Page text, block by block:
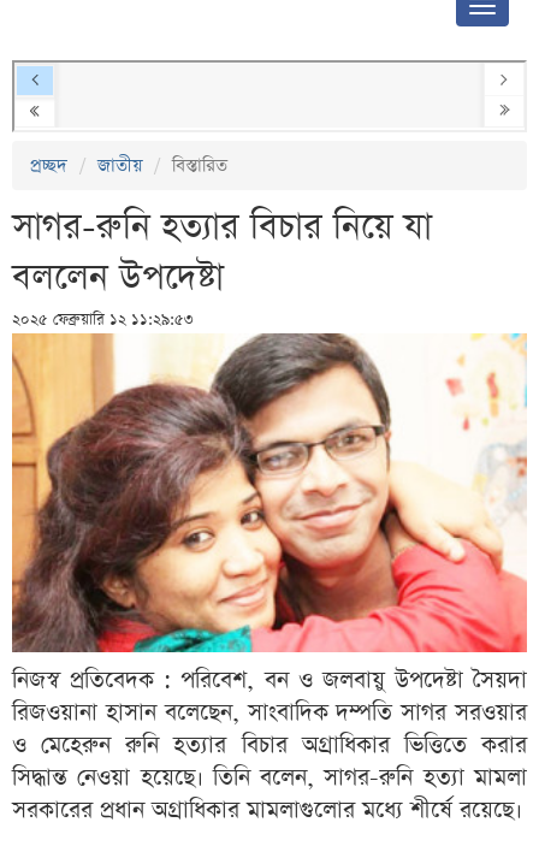
প্রচ্ছদ জাতীয় বিস্তারিত
সাগর-রুনি হত্যার বিচার নিয়ে যা
বললেন উপদেষ্টা
২০২৫ ফেব্রুয়ারি ১২ ১১:২৯:৫৩
নিজস্ব প্রতিবেদক : পরিবেশ, বন ও জলবায়ু উপদেষ্টা সৈয়দা
রিজওয়ানা হাসান বলেছেন, সাংবাদিক দম্পতি সাগর সরওয়ার
ও মেহেরুন রুনি হত্যার বিচার অগ্রাধিকার ভিত্তিতে করার
সিদ্ধান্ত নেওয়া হয়েছে। তিনি বলেন, সাগর-রুনি হত্যা মামলা
সরকারের প্রধান অগ্রাধিকার মামলাগুলোর মধ্যে শীর্ষে রয়েছে।